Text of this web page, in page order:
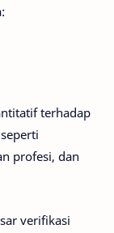
terhadap
profesi, dan
verifikasi